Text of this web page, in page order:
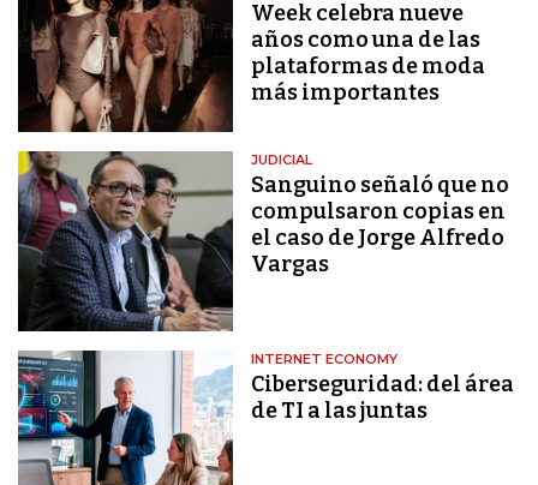
Week celebra nueve
años como una de las
plataformas de moda
más importantes
JUDICIAL
Sanguino señaló que no
compulsaron copias en
el caso de Jorge Alfredo
Vargas
INTERNET ECONOMY
Ciberseguridad: del área
de TI a las juntas